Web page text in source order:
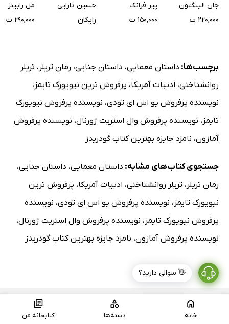
خانه دسته‌ها کتابخانه من
جان الینگتون
۲۲۰,۰۰۰ ت
پیر فرانک
۱۵۰,۰۰۰ ت
حسین دارایی
رایگان
مل رابینز
۲۹۰,۰۰۰ ت
برچسب‌ها: داستان معمایی، داستان جنایی، رمان تریلر ، تریلر
روانشناختی، ادبیات آمریکا، پرفروش ترین نیویورک تایمز ،
نویسنده پرفروش یو اس ای تودی، نویسنده پرفروش نیویورک
تایمز ، نویسنده پرفروش وال استریت ژورنال، نویسنده پرفروش
آمازون، نامزد جایزه بهترین کتاب گودریدز
جستجوی کتاب‌های مشابه: داستان معمایی، داستان جنایی،
رمان تریلر ، تریلر روانشناختی، ادبیات آمریکا، پرفروش ترین
نیویورک تایمز ، نویسنده پرفروش یو اس ای تودی، نویسنده
پرفروش نیویورک تایمز ، نویسنده پرفروش وال استریت ژورنال،
نویسنده پرفروش آمازون، نامزد جایزه بهترین کتاب گودریدز
👋 سوالی دارید؟